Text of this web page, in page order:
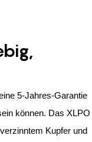
5-Jahres-Garantie
können. Das XLPO
Kupfer und